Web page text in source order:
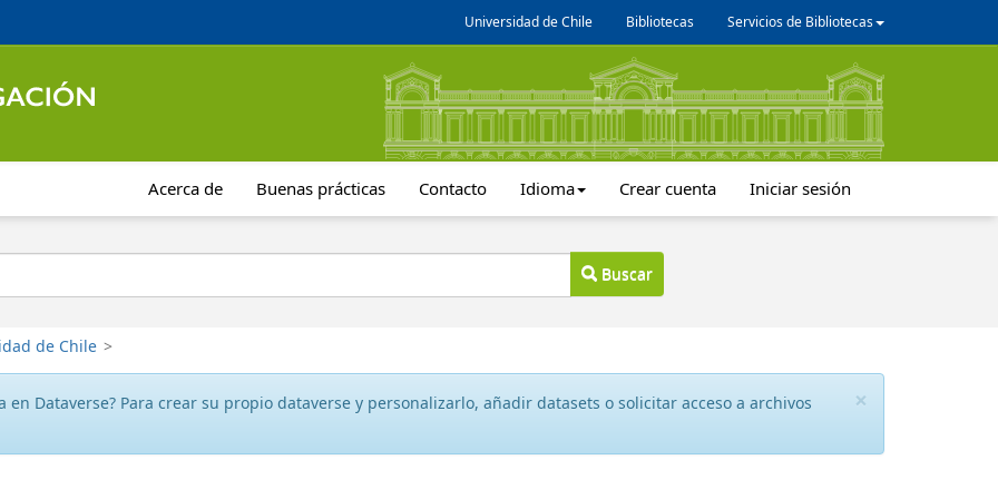
Universidad de Chile Bibliotecas Servicios de Bibliotecas
Acerca de Buenas prácticas Contacto Idioma Crear cuenta Iniciar sesión
Buscar
de Chile >
×
en Dataverse? Para crear su propio dataverse y personalizarlo, añadir datasets o solicitar acceso a archivos